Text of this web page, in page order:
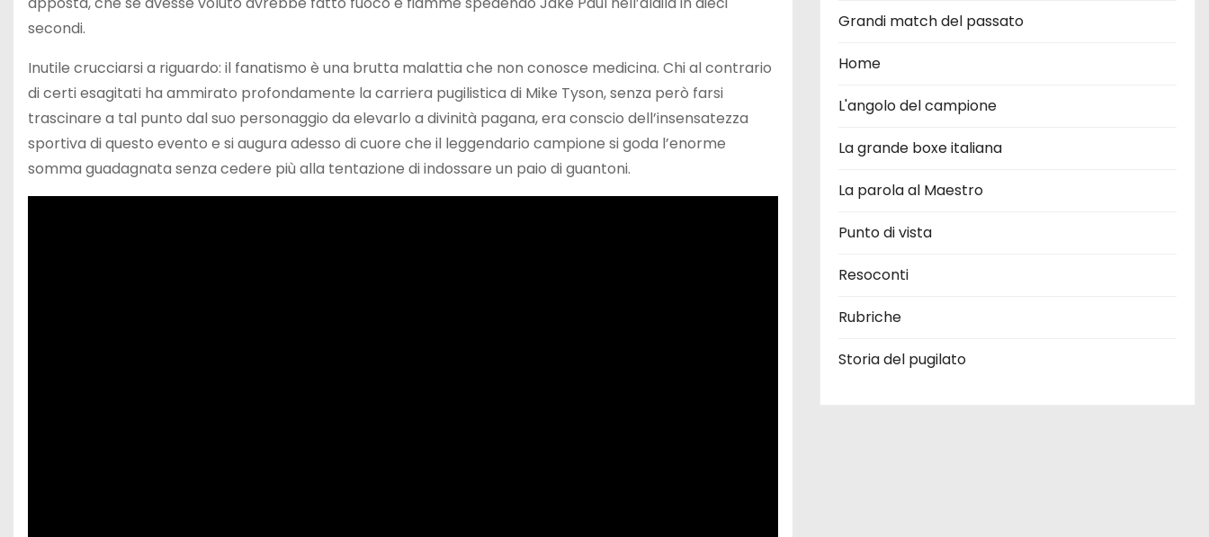
secondi.
Inutile crucciarsi a riguardo: il fanatismo è una brutta malattia che non conosce medicina. Chi al contrario
di certi esagitati ha ammirato profondamente la carriera pugilistica di Mike Tyson, senza però farsi
trascinare a tal punto dal suo personaggio da elevarlo a divinità pagana, era conscio dell’insensatezza
sportiva di questo evento e si augura adesso di cuore che il leggendario campione si goda l’enorme
somma guadagnata senza cedere più alla tentazione di indossare un paio di guantoni.
Grandi match del passato
Home
L'angolo del campione
La grande boxe italiana
La parola al Maestro
Punto di vista
Resoconti
Rubriche
Storia del pugilato